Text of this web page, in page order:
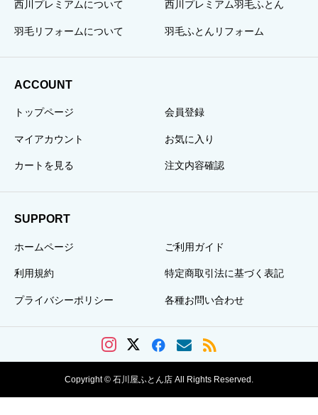
西川プレミアムについて 西川プレミアム羽毛ふとん
羽毛リフォームについて 羽毛ふとんリフォーム
ACCOUNT
トップページ 会員登録
マイアカウント お気に入り
カートを見る 注文内容確認
SUPPORT
ホームページ ご利用ガイド
利用規約 特定商取引法に基づく表記
プライバシーポリシー 各種お問い合わせ
Copyright © 石川屋ふとん店 All Rights Reserved.